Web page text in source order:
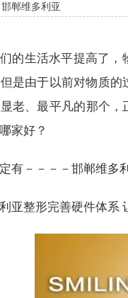
邯郸维多利亚
的生活水平提高了，
是由于以前对物质
老、最平凡的那个，
家好？
有－－－－邯郸维多
亚整形完善硬件体系